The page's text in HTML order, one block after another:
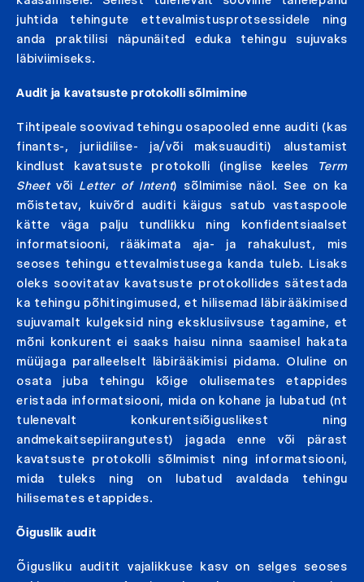
juhtida tehingute ettevalmistusprotsessidele ning
anda praktilisi näpunäited eduka tehingu sujuvaks
läbiviimiseks.
Audit ja kavatsuste protokolli sõlmimine
Tihtipeale soovivad tehingu osapooled enne auditi (kas
finants-, juriidilise- ja/või maksuauditi) alustamist
kindlust kavatsuste protokolli (inglise keeles
Term
Sheetvõi Letter of Intent) sõlmimise näol. See on ka
mõistetav, kuivõrd auditi käigus satub vastaspoole
kätte väga palju tundlikku ning konfidentsiaalset
informatsiooni, rääkimata aja- ja rahakulust, mis
seoses tehingu ettevalmistusega kanda tuleb. Lisaks
oleks soovitatav kavatsuste protokollides sätestada
ka tehingu põhitingimused, et hilisemad läbirääkimised
sujuvamalt kulgeksid ning eksklusiivsuse tagamine, et
mõni konkurent ei saaks haisu ninna saamisel hakata
müüjaga paralleelselt läbirääkimisi pidama. Oluline on
osata juba tehingu kõige olulisemates etappides
eristada informatsiooni, mida on kohane ja lubatud (nt
tulenevalt konkurentsiõiguslikest ning
andmekaitsepiirangutest) jagada enne või pärast
kavatsuste protokolli sõlmimist ning informatsiooni,
mida tuleks ning on lubatud avaldada tehingu
hilisemates etappides.
Õiguslik audit
Õigusliku auditit vajalikkuse kasv on selges seoses